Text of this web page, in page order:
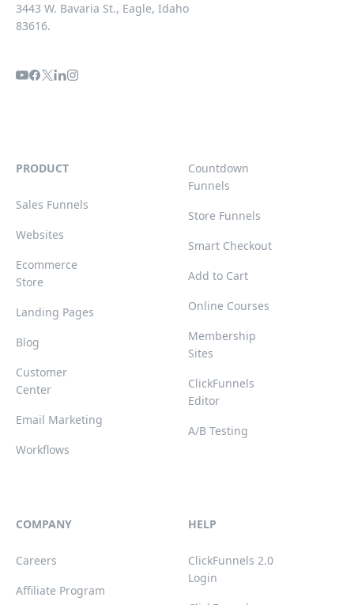
3443 W. Bavaria St., Eagle, Idaho
83616.
PRODUCT
Sales Funnels
Websites
Ecommerce
Store
Landing Pages
Blog
Customer
Center
Email Marketing
Workflows
Countdown
Funnels
Store Funnels
Smart Checkout
Add to Cart
Online Courses
Membership
Sites
ClickFunnels
Editor
A/B Testing
COMPANY
Careers
Affiliate Program
HELP
ClickFunnels 2.0
Login